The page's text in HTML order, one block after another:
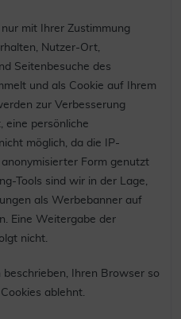
mit Ihrer Zustimmung
Nutzer-Ort,
Seitenbesuche des
und als Cookie auf Ihrem
zur Verbesserung
eine persönliche
möglich, da die IP-
Form genutzt
Tools sind wir in der Lage,
als Werbebanner auf
Eine Weitergabe der
nicht.
Ihren Browser so
ablehnt.